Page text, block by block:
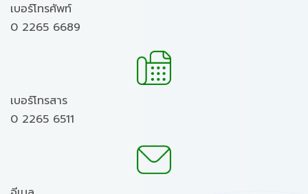
เบอร์โทรศัพท์
0 2265 6689
เบอร์โทรสาร
0 2265 6511